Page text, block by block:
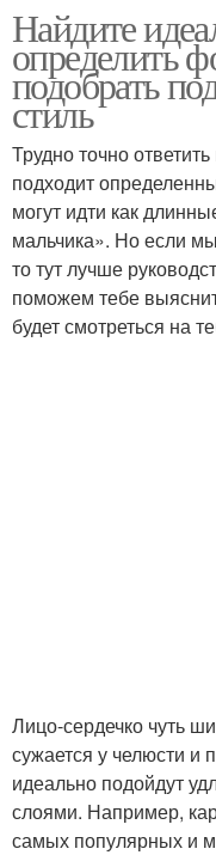
треугольной
Длинная стрижка
Прогрессивные
Равномерная
Найдите
определить
подобрать
стиль
Трудно точно
подходит
могут идти как
мальчика». Но если
то тут лучше
поможем тебе
будет смотреться на
Лицо-сердечко чуть
сужается у челюсти и
идеально подойдут
слоями. Например,
самых популярных и